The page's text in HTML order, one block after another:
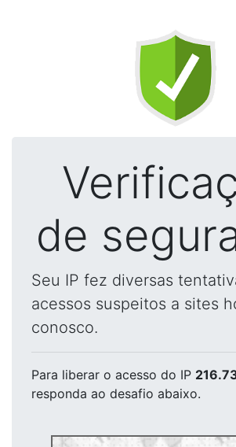
de
Seu IP fez diversas
acessos suspeitos a sites
conosco.
Para liberar o acesso do IP
responda ao desafio abaixo.